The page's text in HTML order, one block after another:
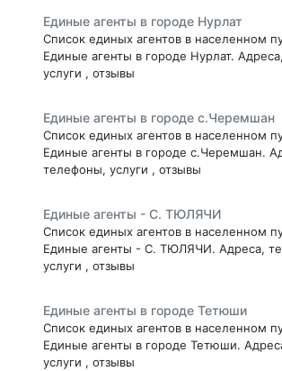
Единые агенты в городе Нурлат
Список единых агентов в населенном
Единые агенты в городе Нурлат.
услуги , отзывы
Единые агенты в городе с.Черемшан
Список единых агентов в населенном
Единые агенты в городе с.Черемшан.
телефоны, услуги , отзывы
Единые агенты - С. ТЮЛЯЧИ
Список единых агентов в населенном
Единые агенты - С. ТЮЛЯЧИ. Адреса,
услуги , отзывы
Единые агенты в городе Тетюши
Список единых агентов в населенном
Единые агенты в городе Тетюши.
услуги , отзывы